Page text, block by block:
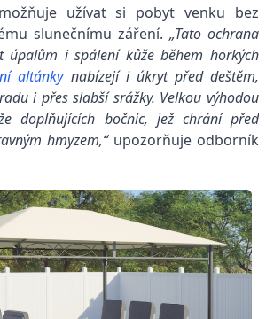
užívat si pobyt venku bez
slunečnímu záření.„Tato ochrana
úpalům i spálení kůže během horkých
altánkynabízejí i úkryt před deštěm,
i přes slabší srážky. Velkou výhodou
doplňujících bočnic, jež chrání před
hmyzem,“ upozorňuje odborník